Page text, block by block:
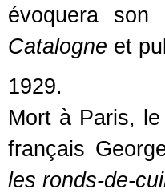
évoquera
Catalogne et
1929.
Mort à Paris,
français
les ronds-de-